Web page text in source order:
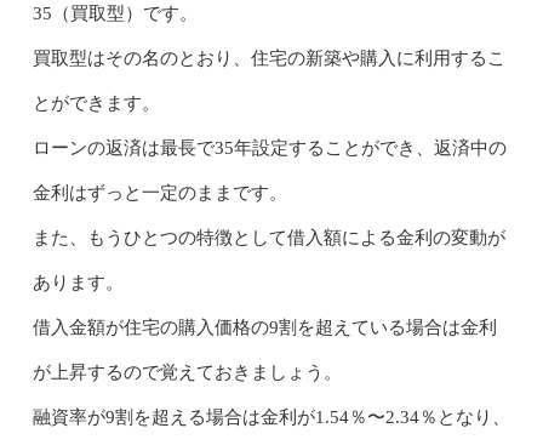
35（買取型）です。
買取型はその名のとおり、住宅の新築や購入に利用するこ
とができます。
ローンの返済は最長で35年設定することができ、返済中の
金利はずっと一定のままです。
また、もうひとつの特徴として借入額による金利の変動が
あります。
借入金額が住宅の購入価格の9割を超えている場合は金利
が上昇するので覚えておきましょう。
融資率が9割を超える場合は金利が1.54％〜2.34％となり、